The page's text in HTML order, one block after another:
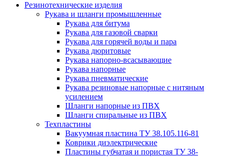
Резинотехнические изделия
Рукава и шланги промышленные
Рукава для битума
Рукава для газовой сварки
Рукава для горячей воды и пара
Рукава дюритовые
Рукава напорно-всасывающие
Рукава напорные
Рукава пневматические
Рукава резиновые напорные с нитяным
усилением
Шланги напорные из ПВХ
Шланги спиральные из ПВХ
Техпластины
Вакуумная пластина ТУ 38.105.116-81
Коврики диэлектрические
Пластины губчатая и пористая ТУ 38-